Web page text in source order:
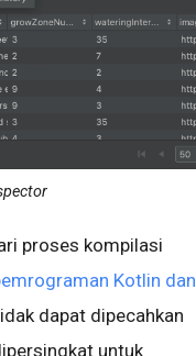
proses kompilasi
Kotlin dan
dapat dipecahkan
untuk